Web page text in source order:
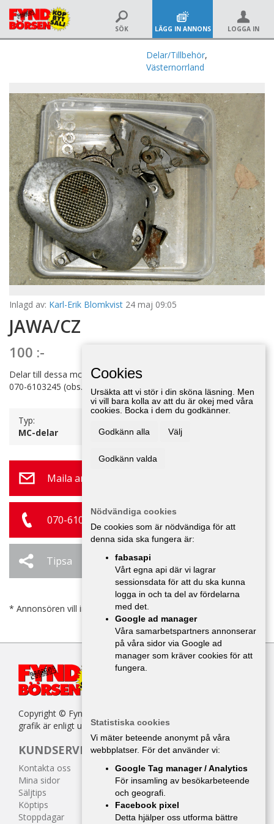
SÖK LÄGG IN ANNONS LOGGA IN
Delar/Tillbehör,
Västernorrland
Inlagd av: Karl-Erik Blomkvist 24 maj 09:05
JAWA/CZ
100 :-
Delar till dessa mc. Ett större parti med beg. delar. Info på tel.
070-6103245 (obs. Ny!)
Typ:
MC-delar
Maila annonsör
070-610 32 45
Tipsa
* Annonsören vill inte bli kontaktad av försäljare.
Copyright © Fyndbörsen. All kopiering av texter, bilder eller
grafik är enligt upphovsrättslagen förbjuden.
KUNDSERVICE
Kontakta oss
Mina sidor
Säljtips
Köptips
Stoppdagar
Cookies
Ursäkta att vi stör i din sköna läsning. Men
vi vill bara kolla av att du är okej med våra
cookies. Bocka i dem du godkänner.
Godkänn alla Välj
Godkänn valda
Nödvändiga cookies
De cookies som är nödvändiga för att
denna sida ska fungera är:
fabasapi
Vårt egna api där vi lagrar
sessionsdata för att du ska kunna
logga in och ta del av fördelarna
med det.
Google ad manager
Våra samarbetspartners annonserar
på våra sidor via Google ad
manager som kräver cookies för att
fungera.
Statistiska cookies
Vi mäter beteende anonymt på våra
webbplatser. För det använder vi:
Google Tag manager / Analytics
För insamling av besökarbeteende
och geografi.
Facebook pixel
Detta hjälper oss utforma bättre